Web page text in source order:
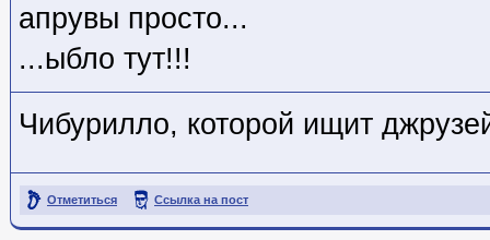
апрувы просто...
...ыбло тут!!!
Чибурилло, которой ищит
Отметиться Ссылка на пост